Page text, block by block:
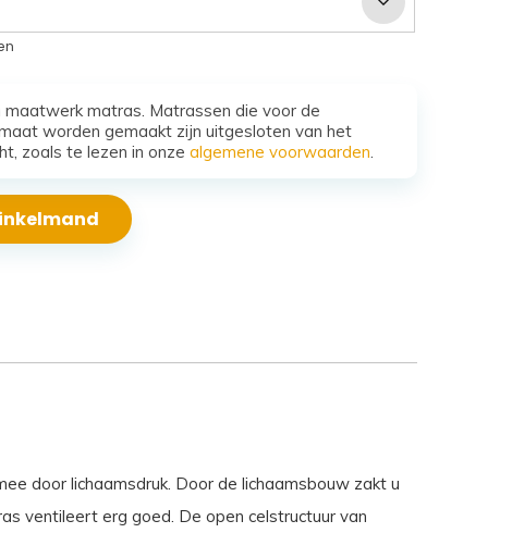
matras. Matrassen die voor de
worden gemaakt zijn uitgesloten van het
zoals te lezen in onzealgemene voorwaarden
door lichaamsdruk. Door de lichaamsbouw zakt u
ventileert erg goed. De open celstructuur van